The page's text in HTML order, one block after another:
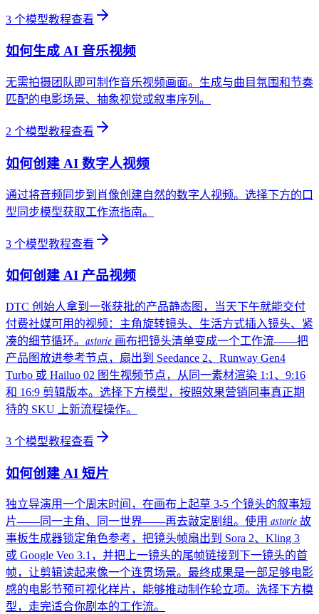
3 个模型教程查看
如何生成 AI 音乐视频
无需拍摄团队即可制作音乐视频画面。生成与曲目氛围和节奏
匹配的电影场景、抽象视觉或叙事序列。
2 个模型教程查看
如何创建 AI 数字人视频
通过将音频同步到肖像创建自然的数字人视频。选择下方的口
型同步模型获取工作流指南。
3 个模型教程查看
如何创建 AI 产品视频
DTC 创始人拿到一张获批的产品静态图，当天下午就能交付
付费社媒可用的视频：主角旋转镜头、生活方式插入镜头、紧
凑的细节循环。 astorie 画布把镜头清单变成一个工作流——把
产品图放进参考节点，扇出到 Seedance 2、Runway Gen4
Turbo 或 Hailuo 02 图生视频节点，从同一素材渲染 1:1、9:16
和 16:9 剪辑版本。选择下方模型，按照效果营销同事真正期
待的 SKU 上新流程操作。
3 个模型教程查看
如何创建 AI 短片
独立导演用一个周末时间，在画布上起草 3-5 个镜头的叙事短
片——同一主角、同一世界——再去敲定剧组。使用 astorie 故
事板生成器锁定角色参考，把镜头帧扇出到 Sora 2、Kling 3
或 Google Veo 3.1，并把上一镜头的尾帧链接到下一镜头的首
帧，让剪辑读起来像一个连贯场景。最终成果是一部足够电影
感的电影节预可视化样片，能够推动制作轮立项。选择下方模
型，走完适合你剧本的工作流。